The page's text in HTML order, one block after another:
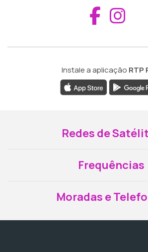
Instale a aplicação RTP
Redes de
Frequências
Moradas e